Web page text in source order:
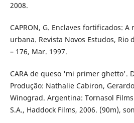
2008.
CAPRON, G. Enclaves fortificados: A
urbana. Revista Novos Estudos, Rio
– 176, Mar. 1997.
CARA de queso 'mi primer ghetto'.
Produção: Nathalie Cabiron,
Winograd. Argentina: Tornasol
S.A., Haddock Films, 2006. (90m),